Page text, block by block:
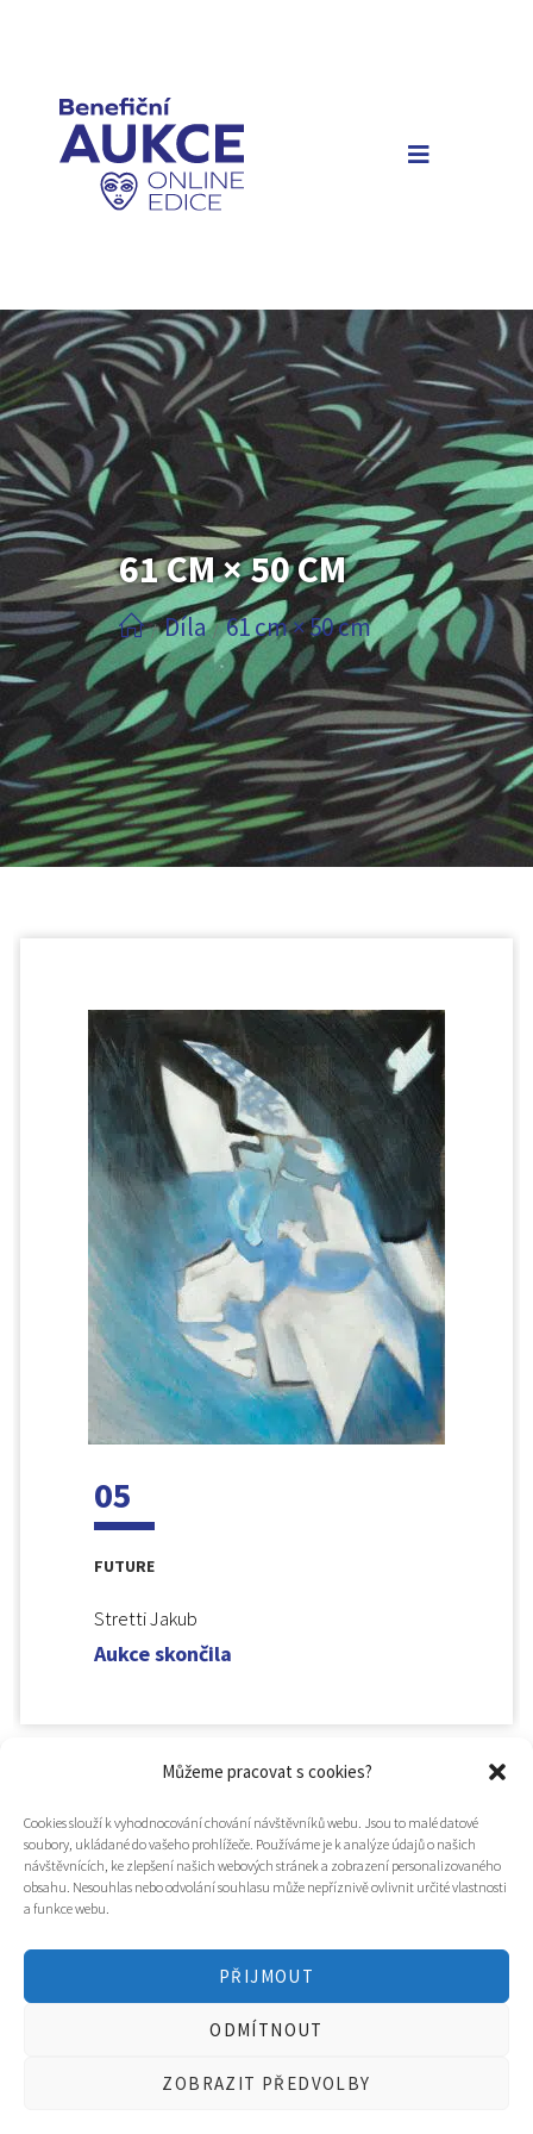
Můžeme pracovat s cookies?
Cookies slouží k vyhodnocování chování návštěvníků webu. Jsou to malé datové
soubory, ukládané do vašeho prohlížeče. Používáme je k analýze údajů o našich
návštěvnících, ke zlepšení našich webových stránek a zobrazení personalizovaného
obsahu. Nesouhlas nebo odvolání souhlasu může nepříznivě ovlivnit určité vlastnosti
a funkce webu.
PŘIJMOUT
ODMÍTNOUT
ZOBRAZIT PŘEDVOLBY
61 CM × 50 CM
/ Díla / 61 cm × 50 cm
05
FUTURE
Stretti Jakub
Aukce skončila
Tvorba webu a design WOOP.design/